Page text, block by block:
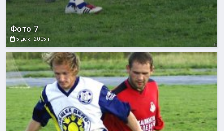
Фото 7
5 дек. 2005 г.